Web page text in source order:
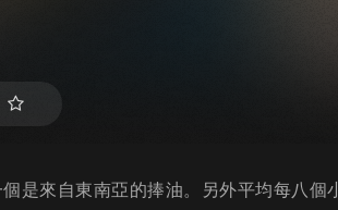
是來自東南亞的捧油。另外平均每八個